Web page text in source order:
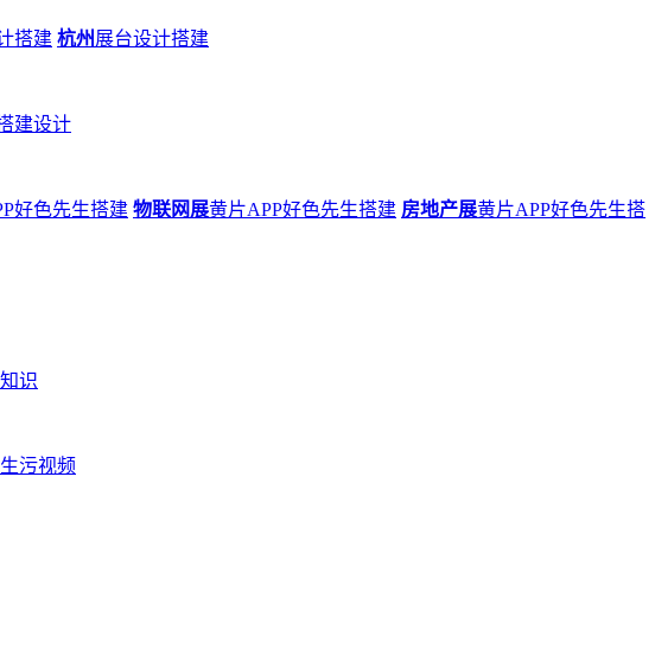
搭建 杭州展台设计搭建
建设计
好色先生搭建 物联网展黄片APP好色先生搭建 房地产展黄片APP好色先生搭
识
污视频